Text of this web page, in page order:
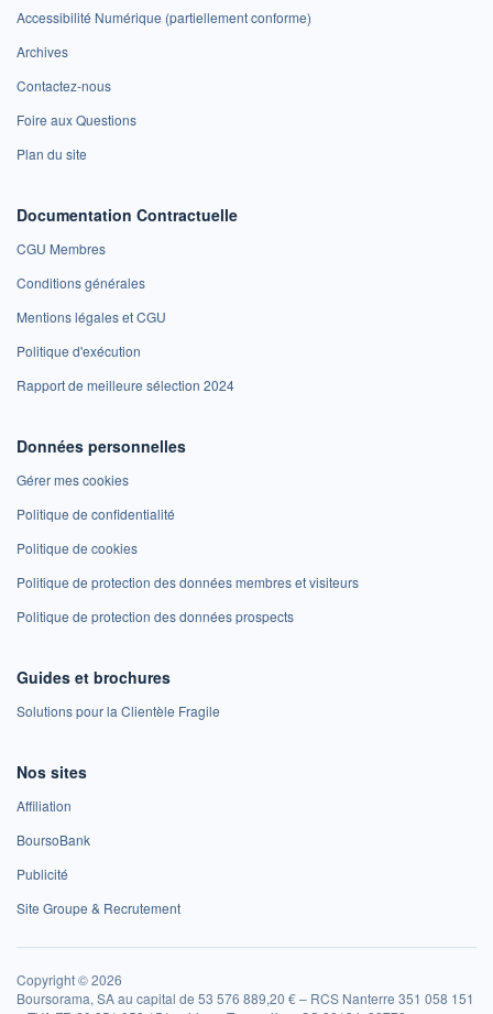
Accessibilité Numérique (partiellement conforme)
Archives
Contactez-nous
Foire aux Questions
Plan du site
Documentation Contractuelle
CGU Membres
Conditions générales
Mentions légales et CGU
Politique d'exécution
Rapport de meilleure sélection 2024
Données personnelles
Gérer mes cookies
Politique de confidentialité
Politique de cookies
Politique de protection des données membres et visiteurs
Politique de protection des données prospects
Guides et brochures
Solutions pour la Clientèle Fragile
Nos sites
Affiliation
BoursoBank
Publicité
Site Groupe & Recrutement
Copyright © 2026
Boursorama, SA au capital de 53 576 889,20 € – RCS Nanterre 351 058 151